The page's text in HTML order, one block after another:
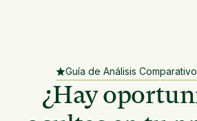
Guía de Análisis
¿Hay